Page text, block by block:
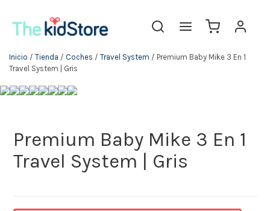
Inicio / Tienda / Coches / Travel System / Premium Baby Mike 3 En 1
Travel System | Gris
Premium Baby Mike 3 En 1
Travel System | Gris